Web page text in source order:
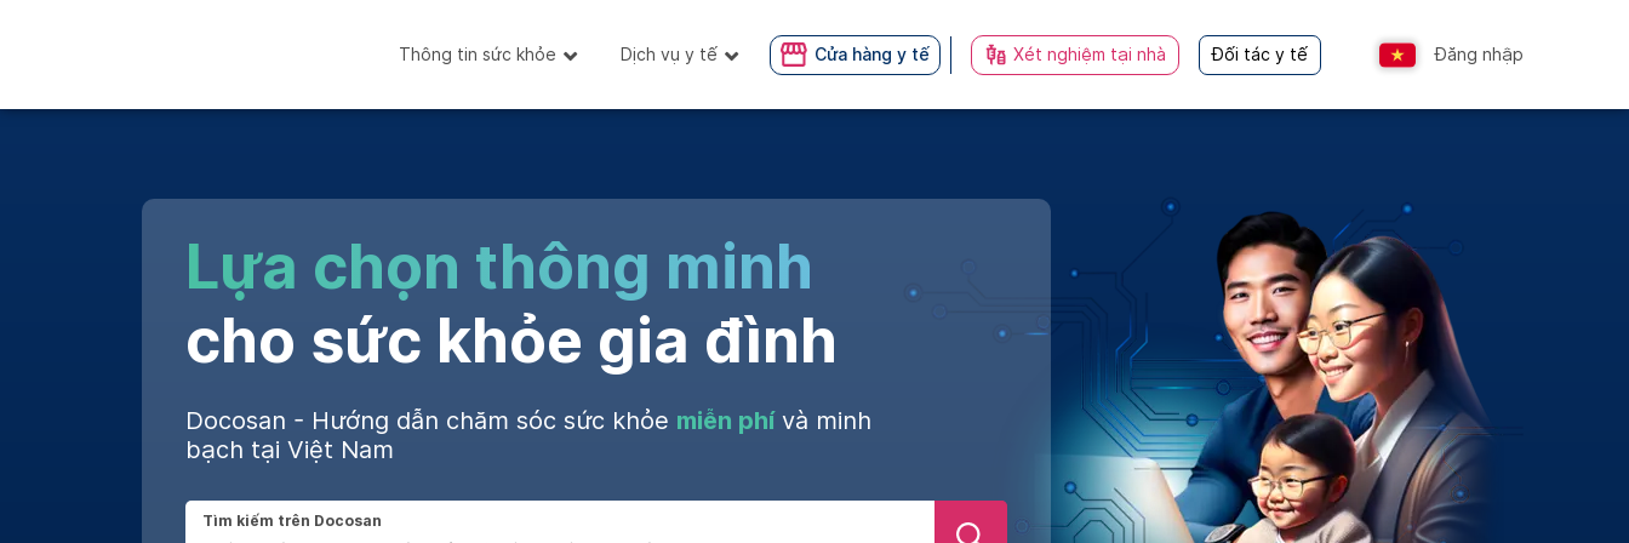
Thông tin sức khỏe Dịch vụ y tế Cửa hàng y tế Xét nghiệm tại nhà Đối tác y tế Đăng nhập
Lựa chọn thông minh
cho sức khỏe gia đình
Docosan - Hướng dẫn chăm sóc sức khỏe miễn phívà minh
bạch tại Việt Nam
Tìm kiếm trên Docosan